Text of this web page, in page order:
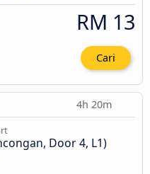
RM 13
Cari
4h 20m
Door 4, L1)